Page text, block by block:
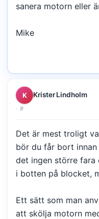
sanera motorn eller
Mike
K Krister Lindholm
· #
Det är mest troligt
bör du får bort
det ingen större
i botten på blocket,
Ett sätt som man
att skölja motorn